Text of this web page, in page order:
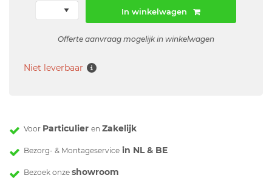
In winkelwagen
Offerte aanvraag mogelijk in winkelwagen
Niet leverbaar
Voor Particulier en Zakelijk
Bezorg- & Montageservice in NL & BE
Bezoek onze showroom